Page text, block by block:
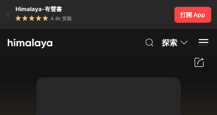
Himalaya-有聲書
4.8k 安裝
打開 App
探索